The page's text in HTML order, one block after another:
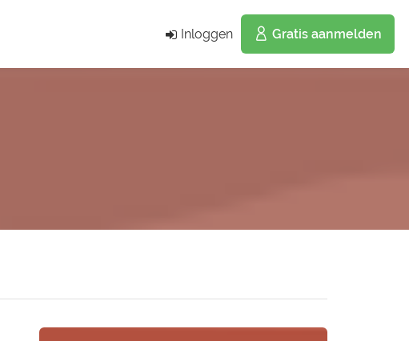
Inloggen Gratis aanmelden